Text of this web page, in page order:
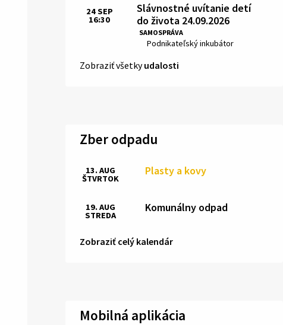
Slávnostné uvítanie detí
do života 24.09.2026
SAMOSPRÁVA
Miesto:
Podnikateľský inkubátor
Čas:
24SEP
16:30
Zobraziť všetkyudalosti
Zber odpadu
Plasty a kovy
13. AUG
ŠTVRTOK
Komunálny odpad
19. AUG
STREDA
Zobraziť celý kalendár
Mobilná aplikácia